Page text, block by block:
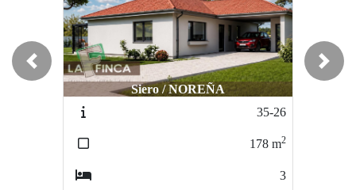
Siero / NOREÑAOviedo / COLLOTO
404-25
89m2
3
Previous Next